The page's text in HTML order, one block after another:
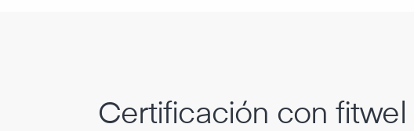
Certificación con fitwel